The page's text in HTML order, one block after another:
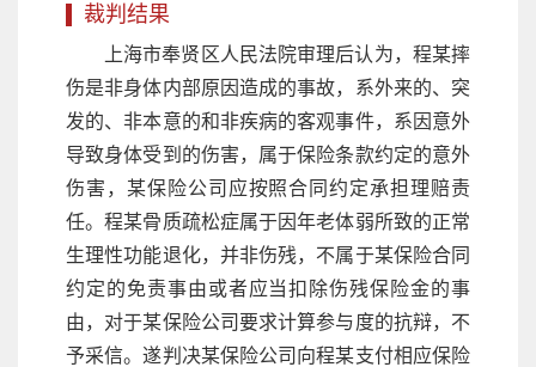
裁判结果
上海市奉贤区人民法院审理后认为，程某摔
伤是非身体内部原因造成的事故，系外来的、突
发的、非本意的和非疾病的客观事件，系因意外
导致身体受到的伤害，属于保险条款约定的意外
伤害，某保险公司应按照合同约定承担理赔责
任。程某骨质疏松症属于因年老体弱所致的正常
生理性功能退化，并非伤残，不属于某保险合同
约定的免责事由或者应当扣除伤残保险金的事
由，对于某保险公司要求计算参与度的抗辩，不
予采信。遂判决某保险公司向程某支付相应保险